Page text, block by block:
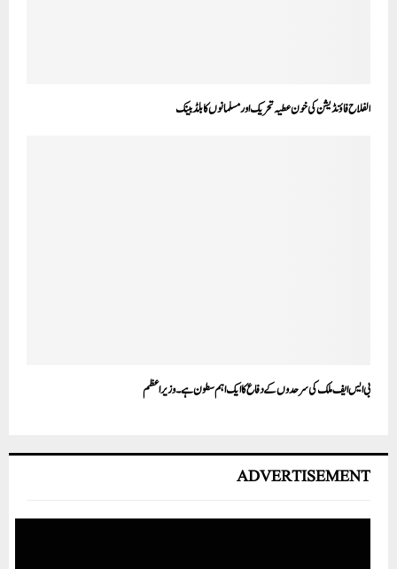
الفلاح فاؤنڈیشن کی خون عطیہ تحریک اور مسلمانوں کا بلڈ بینک
بی ایس ایف ملک کی سرحدوں کے دفاع کا ایک اہم سطو ن ہے۔ وزیراعظم
ADVERTISEMENT